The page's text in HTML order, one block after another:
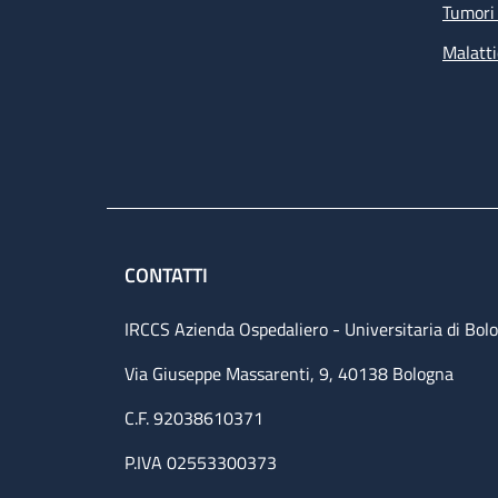
CONTATTI
IRCCS Azienda Ospedaliero - Universitaria di
Via Giuseppe Massarenti, 9, 40138 Bologna
C.F. 92038610371
P.IVA 02553300373